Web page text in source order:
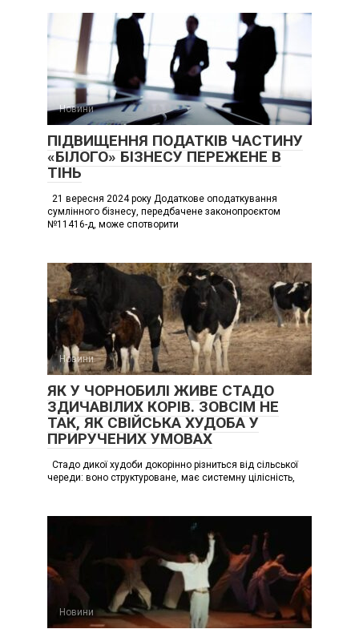
Новини
ПІДВИЩЕННЯ ПОДАТКІВ ЧАСТИНУ
«БІЛОГО» БІЗНЕСУ ПЕРЕЖЕНЕ В
ТІНЬ
21 вересня 2024 року Додаткове оподаткування
сумлінного бізнесу, передбачене законопроєктом
№11416-д, може спотворити
Новини
ЯК У ЧОРНОБИЛІ ЖИВЕ СТАДО
ЗДИЧАВІЛИХ КОРІВ. ЗОВСІМ НЕ
ТАК, ЯК СВІЙСЬКА ХУДОБА У
ПРИРУЧЕНИХ УМОВАХ
Стадо дикої худоби докорінно різниться від сільської
череди: воно структуроване, має системну цілісність,
Новини